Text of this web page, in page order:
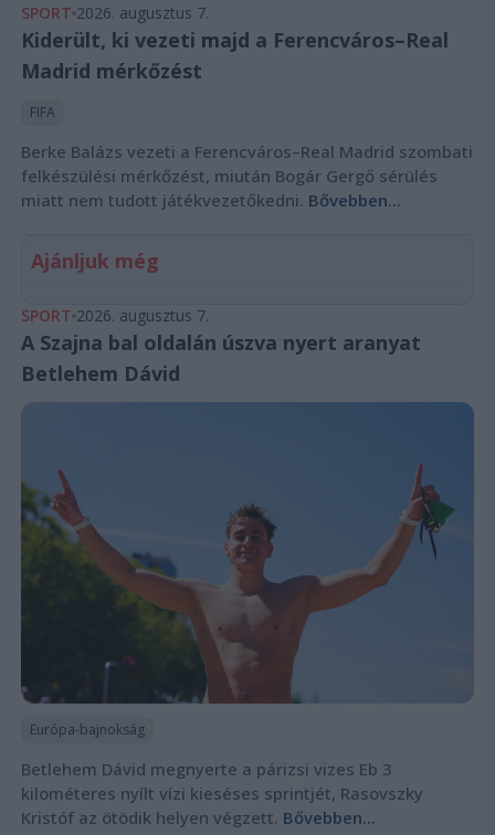
SPORT 2026. augusztus 7.
Kiderült, ki vezeti majd a Ferencváros–Real
Madrid mérkőzést
FIFA
Berke Balázs vezeti a Ferencváros–Real Madrid szombati
felkészülési mérkőzést, miután Bogár Gergő sérülés
miatt nem tudott játékvezetőkedni. Bővebben...
Ajánljuk még
SPORT 2026. augusztus 7.
A Szajna bal oldalán úszva nyert aranyat
Betlehem Dávid
Európa-bajnokság
Betlehem Dávid megnyerte a párizsi vizes Eb 3
kilométeres nyílt vízi kieséses sprintjét, Rasovszky
Kristóf az ötödik helyen végzett. Bővebben...